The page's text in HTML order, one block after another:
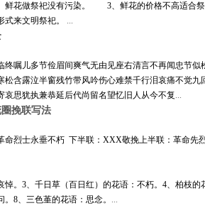
花做祭祀没有污染。 3、鲜花的价格不高适合
式来文明祭祀。 ...
嘱儿多节俭眉间爽气无由见座右清言不再闻忠节
含露泣半窗残竹带风吟伤心难禁千行泪哀痛不觉
思犹执兼恭延后代尚留名望忆旧人从今不复...
挽联写法
命烈士永垂不朽 下半联：XXX敬挽上半联：革命先
。3、千日草（百日红）的花语：不朽。4、柏枝
8、三色堇的花语：思念。 ...